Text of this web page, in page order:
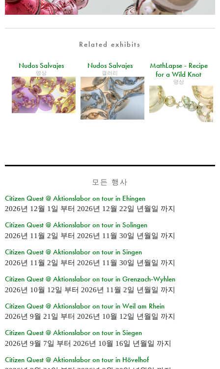
Related exhibits
Nudos Salvajes
영상
Nudos Salvajes
갤러리
MathLapse - Recipe
for a Wild Knot
영상
모든 행사
Citizen Quest @ Aktionslabor on tour in Ehingen
2026년 12월 1일 부터 2026년 12월 22일 년월일 까지
Citizen Quest @ Aktionslabor on tour in Solingen
2026년 11월 2일 부터 2026년 11월 30일 년월일 까지
Citizen Quest @ Aktionslabor on tour in Singen
2026년 11월 2일 부터 2026년 11월 30일 년월일 까지
Citizen Quest @ Aktionslabor on tour in Grenzach-Wyhlen
2026년 10월 12일 부터 2026년 11월 2일 년월일 까지
Citizen Quest @ Aktionslabor on tour in Weil am Rhein
2026년 9월 21일 부터 2026년 10월 12일 년월일 까지
Citizen Quest @ Aktionslabor on tour in Siegen
2026년 9월 7일 부터 2026년 10월 16일 년월일 까지
Citizen Quest @ Aktionslabor on tour in Hövelhof